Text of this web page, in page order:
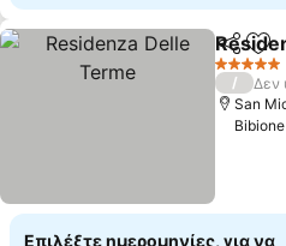
5 Αστέρια
/
Δεν
San
Bibione
Επιλέξτε ημερομηνίες, για να